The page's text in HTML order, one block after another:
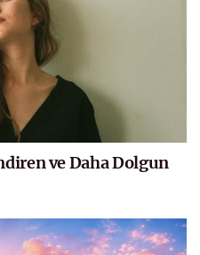
ve Daha Dolgun